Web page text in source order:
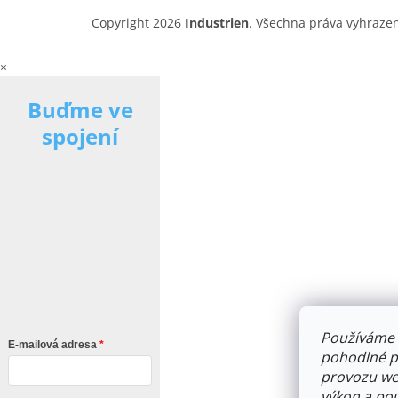
pohodlné
provozu
Copyright 2026 Industrien. Všechna práva
×
Buďme ve
spojení
E-mailová adresa